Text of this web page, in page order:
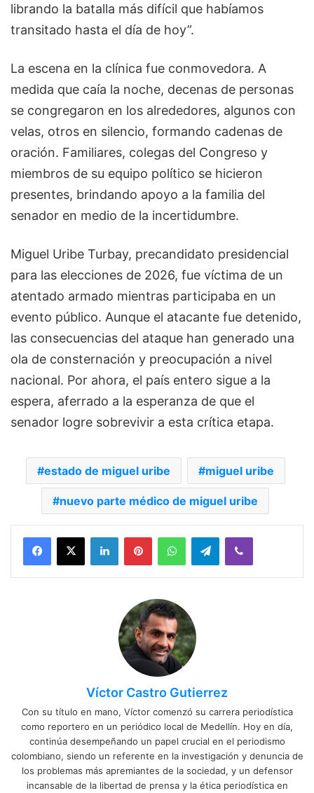
librando la batalla más difícil que habíamos
transitado hasta el día de hoy”.
La escena en la clínica fue conmovedora. A
medida que caía la noche, decenas de personas
se congregaron en los alrededores, algunos con
velas, otros en silencio, formando cadenas de
oración. Familiares, colegas del Congreso y
miembros de su equipo político se hicieron
presentes, brindando apoyo a la familia del
senador en medio de la incertidumbre.
Miguel Uribe Turbay, precandidato presidencial
para las elecciones de 2026, fue víctima de un
atentado armado mientras participaba en un
evento público. Aunque el atacante fue detenido,
las consecuencias del ataque han generado una
ola de consternación y preocupación a nivel
nacional. Por ahora, el país entero sigue a la
espera, aferrado a la esperanza de que el
senador logre sobrevivir a esta crítica etapa.
estado de miguel uribe miguel uribe
nuevo parte médico de miguel uribe
Facebook
X LinkedInPinterestWhatsAppTelegramViber
Víctor Castro Gutierrez
Con su título en mano, Víctor comenzó su carrera periodística
como reportero en un periódico local de Medellín. Hoy en día,
continúa desempeñando un papel crucial en el periodismo
colombiano, siendo un referente en la investigación y denuncia de
los problemas más apremiantes de la sociedad, y un defensor
incansable de la libertad de prensa y la ética periodística en